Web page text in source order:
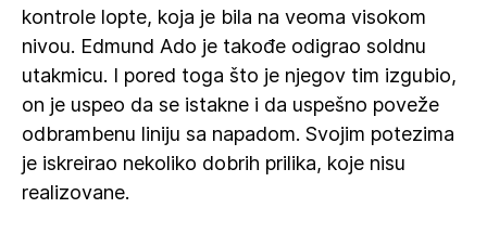
kontrole lopte, koja je bila na veoma visokom
nivou. Edmund Ado je takođe odigrao soldnu
utakmicu. I pored toga što je njegov tim izgubio,
on je uspeo da se istakne i da uspešno poveže
odbrambenu liniju sa napadom. Svojim potezima
je iskreirao nekoliko dobrih prilika, koje nisu
realizovane.